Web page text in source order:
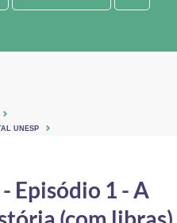
UNESP
Episódio 1 - A